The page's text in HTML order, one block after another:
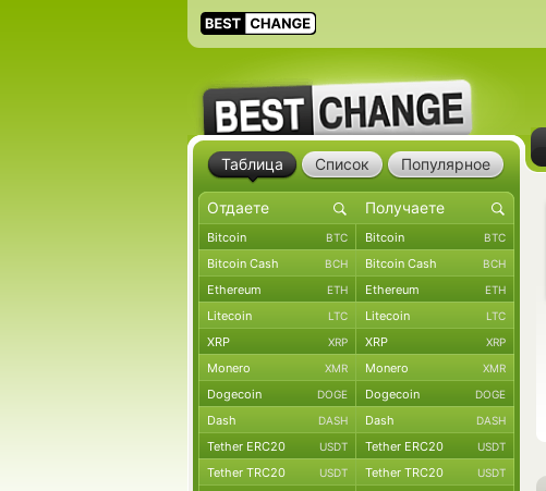
Таблица Список Популярное
Bitcoin BTC Bitcoin BTC
Bitcoin Cash BCH Bitcoin Cash BCH
Ethereum ETH Ethereum ETH
Litecoin LTC Litecoin LTC
XRP XRP XRP XRP
Monero XMR Monero XMR
Dogecoin DOGE Dogecoin DOGE
Dash DASH Dash DASH
Tether ERC20 USDT Tether ERC20 USDT
Tether TRC20 USDT Tether TRC20 USDT